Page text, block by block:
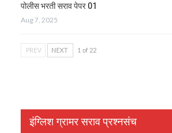
पोलीस भरती सराव पेपर 01
Aug 7, 2025
PREV NEXT 1 of 22
इंग्लिश ग्रामर सराव प्रश्नसंच